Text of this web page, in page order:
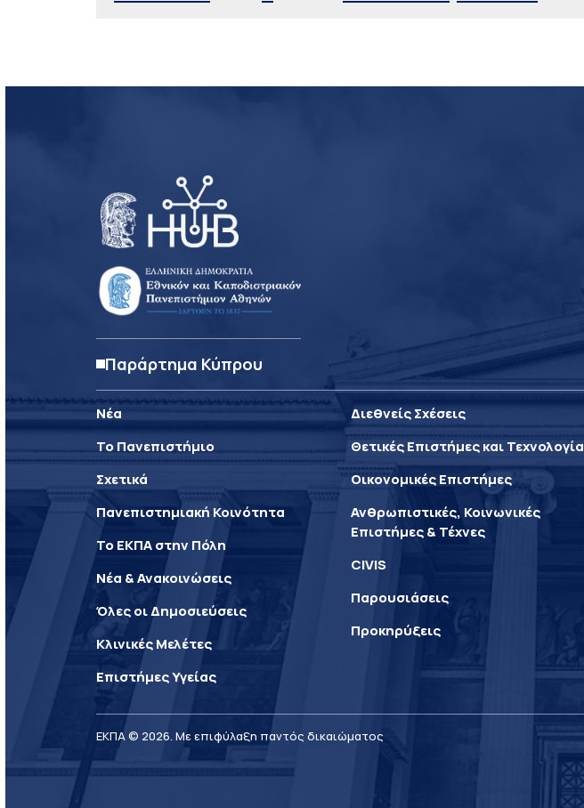
Παράρτημα Κύπρου
Νέα
Το Πανεπιστήμιο
Σχετικά
Πανεπιστημιακή Κοινότητα
Το ΕΚΠΑ στην Πόλη
Νέα & Ανακοινώσεις
Όλες οι Δημοσιεύσεις
Κλινικές Μελέτες
Επιστήμες Υγείας
Διεθνείς Σχέσεις
Θετικές Επιστήμες και Τεχνολογία
Οικονομικές Επιστήμες
Ανθρωπιστικές, Κοινωνικές
Επιστήμες & Τέχνες
CIVIS
Παρουσιάσεις
Προκηρύξεις
ΕΚΠΑ © 2026. Με επιφύλαξη παντός δικαιώματος